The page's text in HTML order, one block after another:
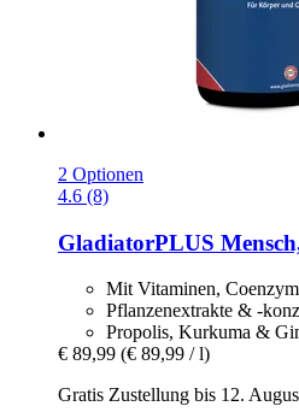
2 Optionen
4.6 (8)
GladiatorPLUS
Mit Vitaminen,
Pflanzenextrakte & -
Propolis, Kurkuma &
€ 89,99 (€ 89,99 / l)
Gratis Zustellung bis 12.